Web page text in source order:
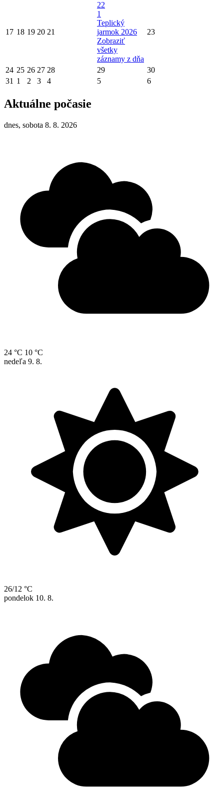
17 18 19 20 21
22
1
Teplický
jarmok 2026
Zobraziť
všetky
záznamy z dňa
23
24 25 26 27 28 29
30
31 1 2 3 4 5 6
Aktuálne počasie
dnes, sobota 8. 8. 2026
24 °C 10 °C
nedeľa 9. 8.
26/12 °C
pondelok 10. 8.